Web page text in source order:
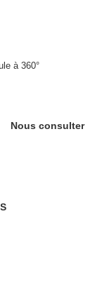
à 360°
Nous consulter